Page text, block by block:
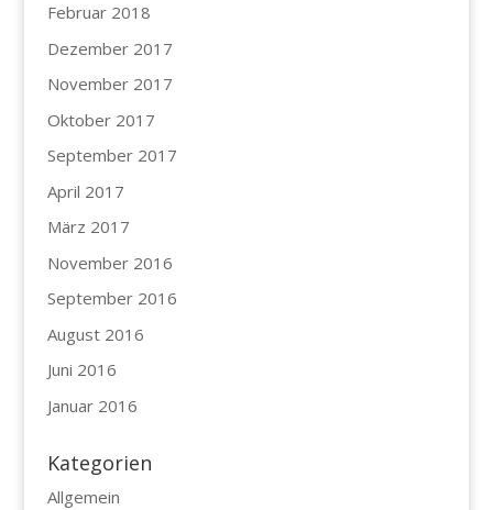
Februar 2018
Dezember 2017
November 2017
Oktober 2017
September 2017
April 2017
März 2017
November 2016
September 2016
August 2016
Juni 2016
Januar 2016
Kategorien
Allgemein